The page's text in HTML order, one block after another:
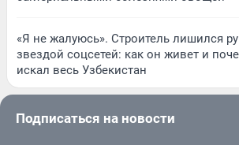
«Я не жалуюсь». Строитель лишился
звездой соцсетей: как он живет и
искал весь Узбекистан
Подписаться на новости